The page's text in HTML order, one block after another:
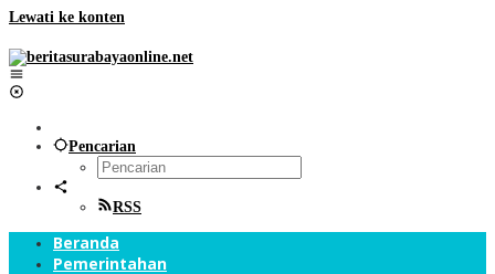
Lewati ke konten
Pencarian
RSS
Beranda
Pemerintahan